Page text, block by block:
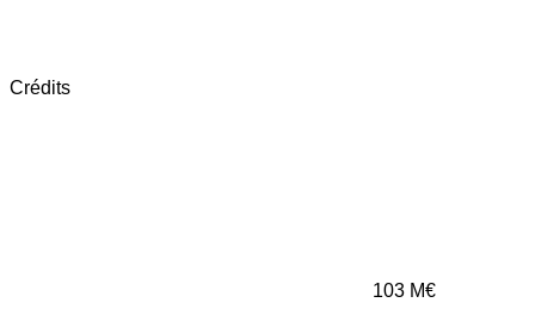
Crédits
103 M€